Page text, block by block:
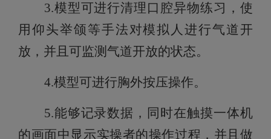
3.模型可进行清理口腔异物练习，使
用仰头举颌等手法对模拟人进行气道开
放，并且可监测气道开放的状态。
4.模型可进行胸外按压操作。
5.能够记录数据，同时在触摸一体机
的画面中显示实操者的操作过程，并且做